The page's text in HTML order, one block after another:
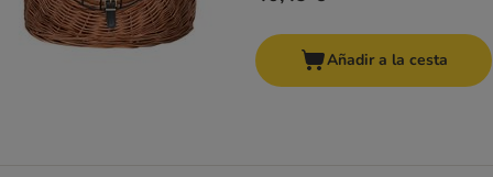
Añadir a la cesta